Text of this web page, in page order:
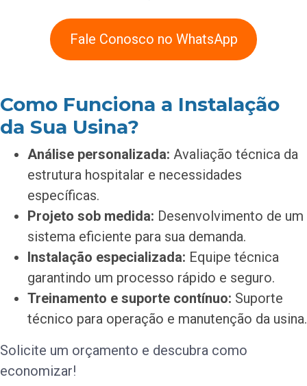
Fale Conosco no WhatsApp
Como Funciona a Instalação
da Sua Usina?
Análise personalizada: Avaliação técnica da
estrutura hospitalar e necessidades
específicas.
Projeto sob medida: Desenvolvimento de um
sistema eficiente para sua demanda.
Instalação especializada: Equipe técnica
garantindo um processo rápido e seguro.
Treinamento e suporte contínuo: Suporte
técnico para operação e manutenção da usina.
Solicite um orçamento e descubra como
economizar!